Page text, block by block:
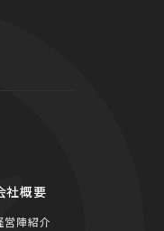
社概要
営陣紹介